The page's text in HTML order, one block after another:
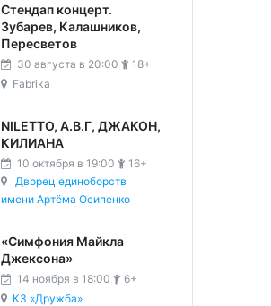
Стендап концерт.
Зубарев, Калашников,
Пересветов
30 августа в 20:00
18+
Fabrika
NILETTO, А.В.Г, ДЖАКОН,
КИЛИАНА
10 октября в 19:00
16+
Дворец единоборств
имени Артёма Осипенко
«Симфония Майкла
Джексона»
14 ноября в 18:00
6+
КЗ «Дружба»